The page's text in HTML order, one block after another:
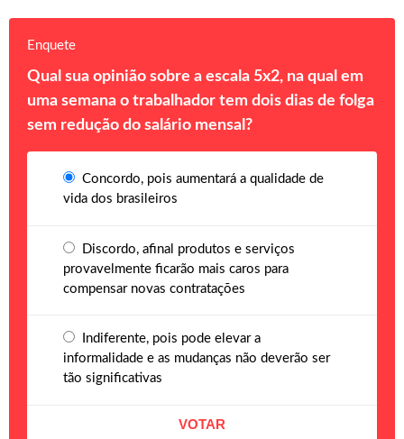
Enquete
Qual sua opinião sobre a escala 5x2, na qual em
uma semana o trabalhador tem dois dias de folga
sem redução do salário mensal?
Concordo, pois aumentará a qualidade de
vida dos brasileiros
Discordo, afinal produtos e serviços
provavelmente ficarão mais caros para
compensar novas contratações
Indiferente, pois pode elevar a
informalidade e as mudanças não deverão ser
tão significativas